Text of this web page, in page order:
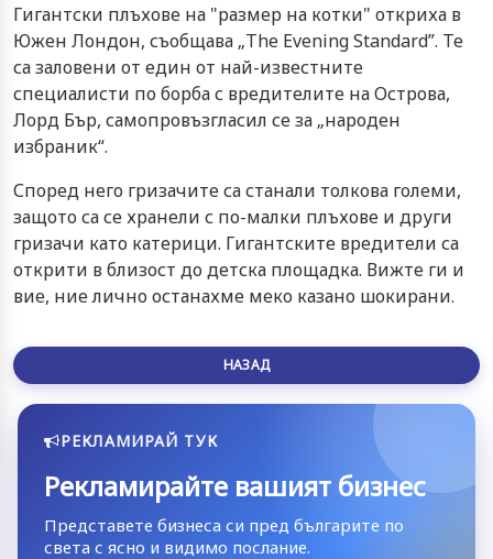
Гигантски плъхове на "размер на котки" oткриха в
Южен Лондон, съобщава „The Evening Standard”. Те
са заловени от един от най-известните
специалисти по борба с вредителите на Острова,
Лорд Бър, самопровъзгласил се за „народен
избраник“.
Според него гризачите са станали толкова големи,
защото са се хранели с по-малки плъхове и други
гризачи като катерици. Гигантските вредители са
открити в близост до детска площадка. Вижте ги и
вие, ние лично останахме меко казано шокирани.
НАЗАД
РЕКЛАМИРАЙ ТУК
Рекламирайте вашият бизнес
Представете бизнеса си пред българите по
света с ясно и видимо послание.